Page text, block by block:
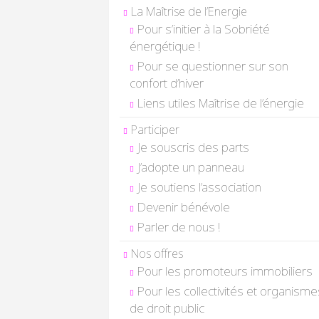
La Maîtrise de l’Energie
Pour s’initier à la Sobriété
énergétique !
Pour se questionner sur son
confort d’hiver
Liens utiles Maîtrise de l’énergie
Participer
Je souscris des parts
J’adopte un panneau
Je soutiens l’association
Devenir bénévole
Parler de nous !
Nos offres
Pour les promoteurs immobiliers
Pour les collectivités et
de droit public